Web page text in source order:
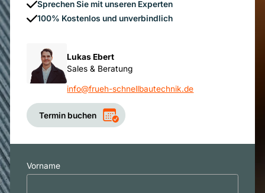
Sprechen Sie mit unseren Experten
100% Kostenlos und unverbindlich
Lukas Ebert
Sales & Beratung
info@frueh-schnellbautechnik.de
Termin buchen
Vorname